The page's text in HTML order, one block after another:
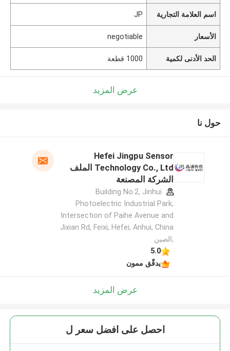
اسم العلامة التجارية JP
الأسعار negotiable
الحد الأدنى لكمية 1000 قطعة
عرض المزيد
حول نا
Hefei Jingpu Sensor
Technology Co., Ltd الملف
الشركة المصنعة
Building No.2, Jinhui
Photoelectric Industrial Park,
Intersection of Paihe Avenue and
Jixian Rd, Feixi, Hefei, Anhui, China
,الصين
5.0
يدقّق ممون
عرض المزيد
احصل على افضل سعر ل